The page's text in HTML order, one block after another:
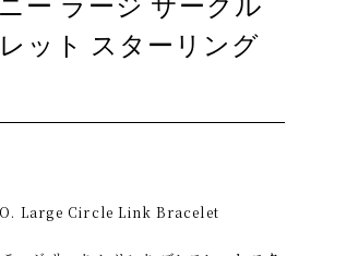
ー ラージ サークル
ット スターリング
Large Circle Link Bracelet